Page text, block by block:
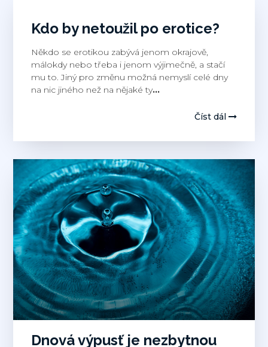
Kdo by netoužil po erotice?
Někdo se erotikou zabývá jenom okrajově,
málokdy nebo třeba i jenom výjimečně, a stačí
mu to. Jiný pro změnu možná nemyslí celé dny
na nic jiného než na nějaké ty…
Číst dál
Dnová výpusť je nezbytnou